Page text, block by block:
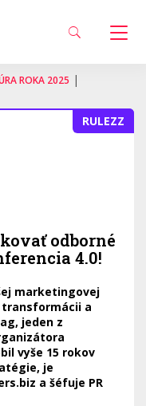
ROKA 2025 |
RULEZZ
odborné
4.0!
marketingovej
transformácii a
jeden z
vyše 15 rokov
je
a šéfuje PR